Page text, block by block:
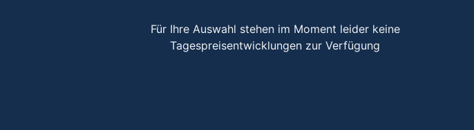
Für Ihre Auswahl stehen im Moment leider keine
Tagespreisentwicklungen zur Verfügung